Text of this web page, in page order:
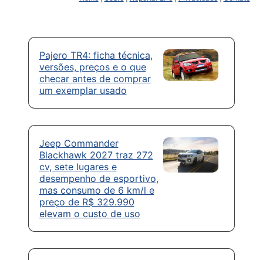
Pajero TR4: ficha técnica,
versões, preços e o que
checar antes de comprar
um exemplar usado
Jeep Commander
Blackhawk 2027 traz 272
cv, sete lugares e
desempenho de esportivo,
mas consumo de 6 km/l e
preço de R$ 329.990
elevam o custo de uso